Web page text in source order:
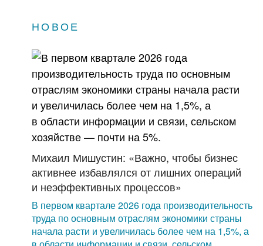
НОВОЕ
Михаил Мишустин: «Важно, чтобы бизнес
активнее избавлялся от лишних операций
и неэффективных процессов»
В первом квартале 2026 года производительность
труда по основным отраслям экономики страны
начала расти и увеличилась более чем на 1,5%, а